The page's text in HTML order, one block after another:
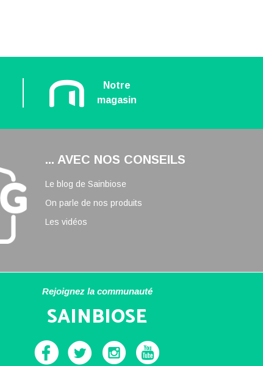
Notre
magasin
... AVEC NOS CONSEILS
Le blog de Sainbiose
On parle de nos produits
Les vidéos
Rejoignez la communauté
SAINBIOSE